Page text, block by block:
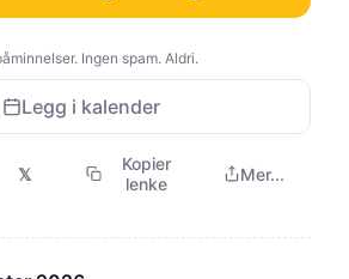
Ingen spam. Aldri.
Legg i kalender
𝕏
Kopier
lenke
Mer...